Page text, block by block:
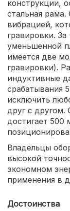
конструкции,
стальная
вибрацией,
гравировки. За
уменьшенной
имеется две
гравировки).
индуктивные
срабатывания
исключить
друг с другом.
достигает 500
Владельцы
высокой
экономном
применения в
Достоинства